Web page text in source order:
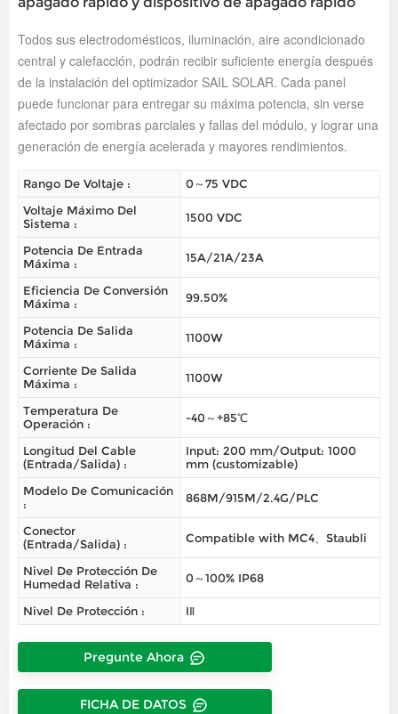
Todos sus electrodomésticos, iluminación, aire acondicionado
central y calefacción, podrán recibir suficiente energía después
de la instalación del optimizador SAIL SOLAR. Cada panel
puede funcionar para entregar su máxima potencia, sin verse
afectado por sombras parciales y fallas del módulo, y lograr una
generación de energía acelerada y mayores rendimientos.
Rango De Voltaje :
0～75 VDC
Voltaje Máximo Del
Sistema :
1500 VDC
Potencia De Entrada
Máxima :
15A/21A/23A
Eficiencia De Conversión
Máxima :
99.50%
Potencia De Salida
Máxima :
1100W
Corriente De Salida
Máxima :
1100W
Temperatura De
Operación :
-40～+85℃
Longitud Del Cable
(entrada/salida) :
Input: 200 mm/Output: 1000
mm (customizable)
Modelo De Comunicación
:
868M/915M/2.4G/PLC
Conector
(entrada/salida) :
Compatible with MC4、Staubli
Nivel De Protección De
Humedad Relativa :
0～100% IP68
Nivel De Protección : IⅡ
Pregunte Ahora
FICHA DE DATOS